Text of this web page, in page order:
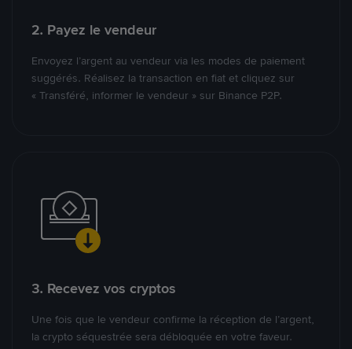
2. Payez le vendeur
Envoyez l’argent au vendeur via les modes de paiement
suggérés. Réalisez la transaction en fiat et cliquez sur
« Transféré, informer le vendeur » sur Binance P2P.
3. Recevez vos cryptos
Une fois que le vendeur confirme la réception de l’argent,
la crypto séquestrée sera débloquée en votre faveur.